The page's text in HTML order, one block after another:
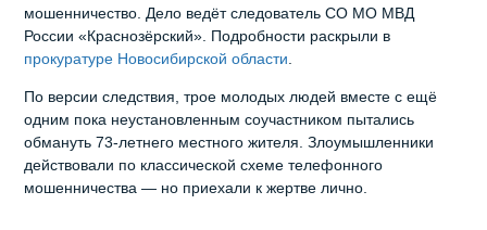
мошенничество. Дело ведёт следователь СО МО МВД
России «Краснозёрский». Подробности раскрыли в
прокуратуре Новосибирской области
По версии следствия, трое молодых людей вместе с ещё
одним пока неустановленным соучастником пытались
обмануть 73‑летнего местного жителя. Злоумышленники
действовали по классической схеме телефонного
мошенничества — но приехали к жертве лично.